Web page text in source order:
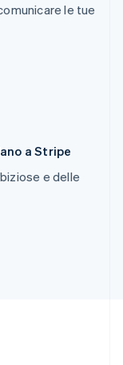
le tue
a Stripe
e delle